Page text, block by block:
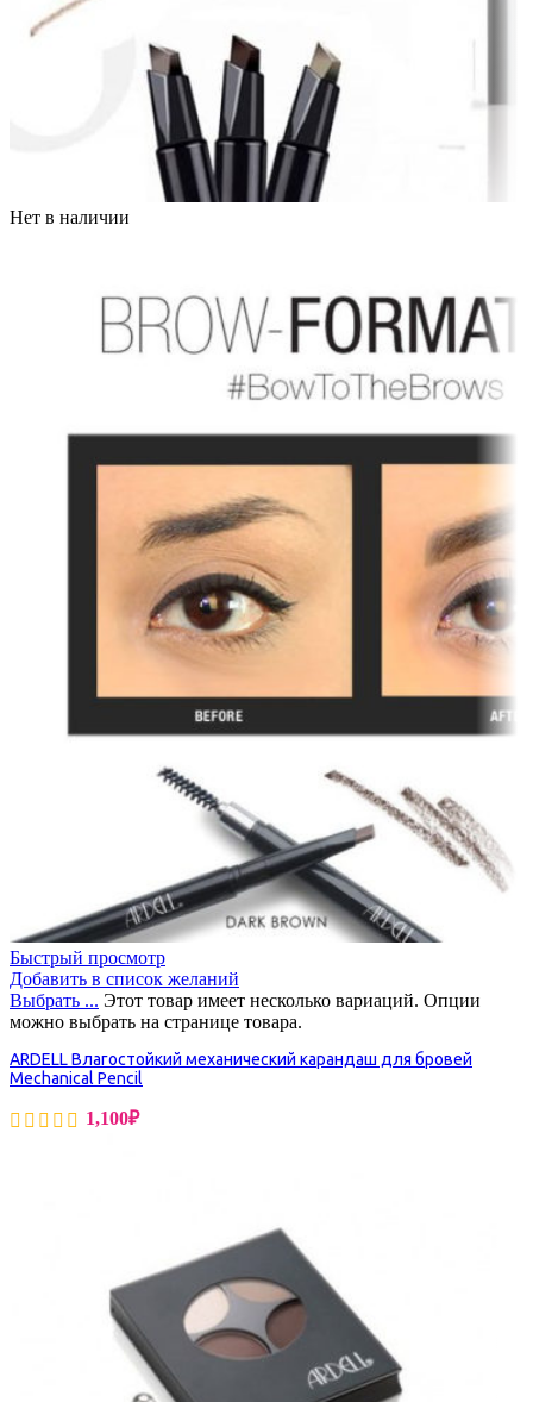
Нет в наличии
Быстрый просмотр
Добавить в список желаний
Выбрать ... Этот товар имеет несколько вариаций. Опции
можно выбрать на странице товара.
ARDELL Влагостойкий механический карандаш для бровей
Mechanical Pencil
1,100₽